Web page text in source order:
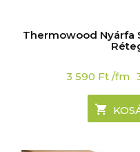
Thermowood Nyárfa
3 590 Ft /fm